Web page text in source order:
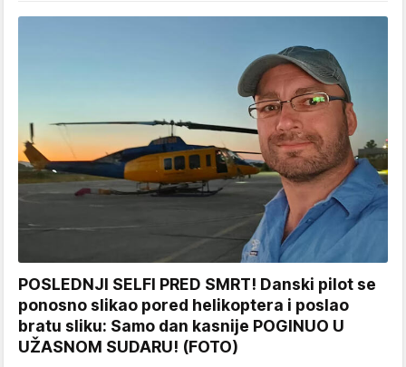
POSLEDNJI SELFI PRED SMRT! Danski pilot se
ponosno slikao pored helikoptera i poslao
bratu sliku: Samo dan kasnije POGINUO U
UŽASNOM SUDARU! (FOTO)